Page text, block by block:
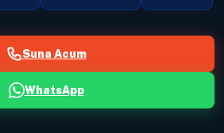
Suna Acum
WhatsApp